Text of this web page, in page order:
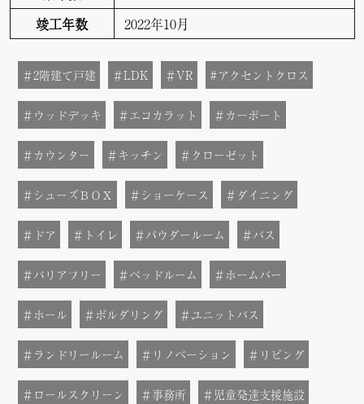
竣工年数
2022年10月
＃2階建て戸建 ＃LDK ＃VR #アクセントクロス
＃ウッドデッキ ＃エコカラット ＃カーポート
＃カウンター ＃キッチン ＃クローゼット
＃シューズＢＯＸ ＃ショーケース ＃ダイニング
＃ドア ＃トイレ ＃パウダールーム ＃バス
＃バリアフリー ＃ベッドルーム ＃ホームバー
＃ホール ＃ボルダリング ＃ユニットバス
＃ランドリールーム ＃リノベーション ＃リビング
＃ロールスクリーン ＃事務所 ＃児童発達支援施設